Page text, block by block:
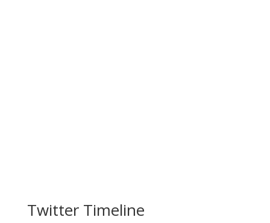
Twitter Timeline